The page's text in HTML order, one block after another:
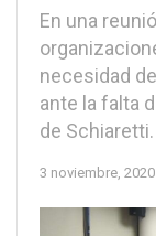
En una
necesidad
ante la falta
de Schiaretti.
3 noviembre, 2020